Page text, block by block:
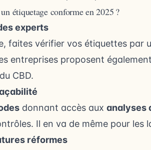
étiquetage conforme en 2025 ?
experts
faites vérifier vos étiquettes par
entreprises proposent
CBD.
donnant accès aux analyses
Il en va de même pour les
réformes